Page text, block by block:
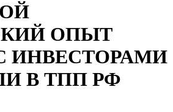
ОПЫТ
ИНВЕСТОРАМИ
В ТПП РФ